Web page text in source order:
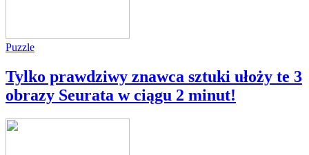
Puzzle
Tylko prawdziwy znawca sztuki ułoży te 3
obrazy Seurata w ciągu 2 minut!